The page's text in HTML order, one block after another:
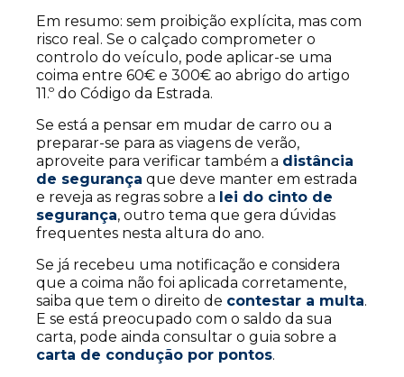
Em resumo: sem proibição explícita, mas com
risco real. Se o calçado comprometer o
controlo do veículo, pode aplicar-se uma
coima entre 60€ e 300€ ao abrigo do artigo
11.º do Código da Estrada.
Se está a pensar em mudar de carro ou a
preparar-se para as viagens de verão,
aproveite para verificar também a distância
de segurança que deve manter em estrada
e reveja as regras sobre a lei do cinto de
segurança, outro tema que gera dúvidas
frequentes nesta altura do ano.
Se já recebeu uma notificação e considera
que a coima não foi aplicada corretamente,
saiba que tem o direito de contestar a multa.
E se está preocupado com o saldo da sua
carta, pode ainda consultar o guia sobre a
carta de condução por pontos.